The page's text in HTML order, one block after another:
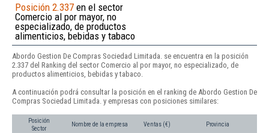
Posición 2.337 en el sector
Comercio al por mayor, no
especializado, de productos
alimenticios, bebidas y tabaco
Abordo Gestion De Compras Sociedad Limitada. se encuentra en la posición
2.337 del Ranking del sector Comercio al por mayor, no especializado, de
productos alimenticios, bebidas y tabaco.
A continuación podrá consultar la posición en el ranking de Abordo Gestion De
Compras Sociedad Limitada. y empresas con posiciones similares:
Posición
Sector
Nombre de la empresa Ventas (€) Provincia